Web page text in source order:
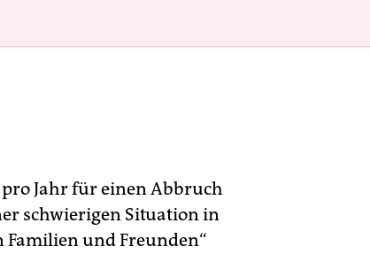
Jahr für einen Abbruch
schwierigen Situation in
Familien und Freunden“